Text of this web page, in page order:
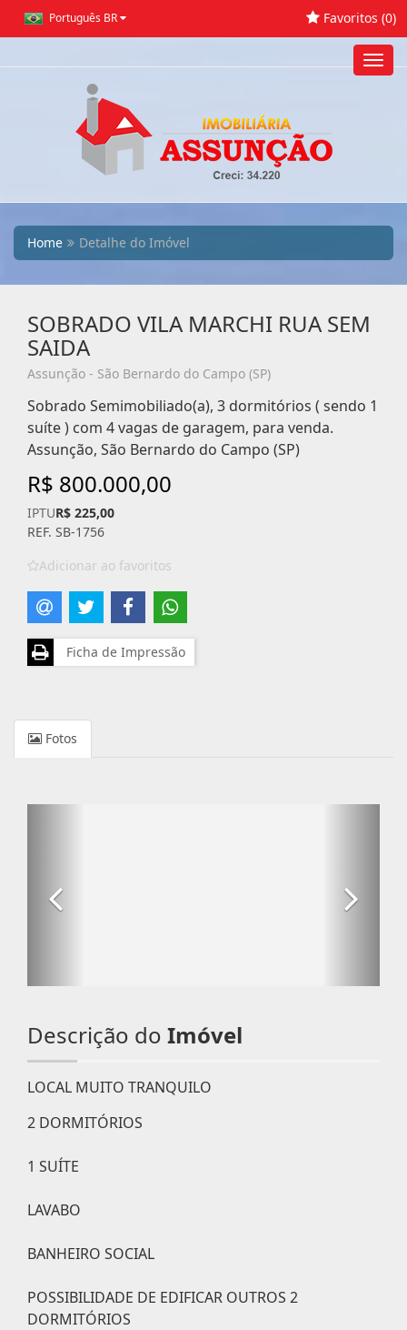
Português BR Favoritos (0)
Home Detalhe do Imóvel
SOBRADO VILA MARCHI RUA SEM
SAIDA
Assunção - São Bernardo do Campo (SP)
Sobrado Semimobiliado(a), 3 dormitórios ( sendo 1
suíte ) com 4 vagas de garagem, para venda.
Assunção, São Bernardo do Campo (SP)
R$ 800.000,00
IPTUR$ 225,00
REF. SB-1756
Adicionar ao favoritos
Ficha de Impressão
Fotos
Descrição do Imóvel
LOCAL MUITO TRANQUILO
2 DORMITÓRIOS
1 SUÍTE
LAVABO
BANHEIRO SOCIAL
POSSIBILIDADE DE EDIFICAR OUTROS 2
DORMITÓRIOS